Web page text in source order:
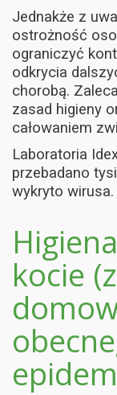
Jednakże z
ostrożność
ograniczyć
odkrycia
chorobą.
zasad higieny
całowaniem
Laboratoria
przebadano
wykryto wirusa.
kocie